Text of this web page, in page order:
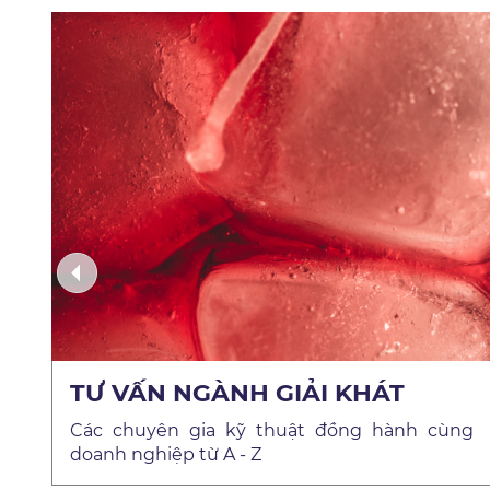
TƯ VẤN NGÀNH GIẢI KHÁT
Các chuyên gia kỹ thuật đồng hành cùng
doanh nghiệp từ A - Z